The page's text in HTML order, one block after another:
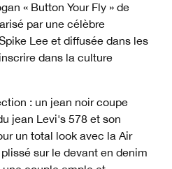
« Button Your Fly » de
par une célèbre
Lee et diffusée dans les
dans la culture
: un jean noir coupe
jean Levi's 578 et son
un total look avec la Air
sur le devant en denim